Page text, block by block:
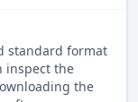
standard format
inspect the
the